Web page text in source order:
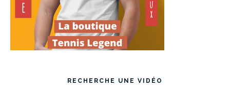
RECHERCHE UNE VIDÉO